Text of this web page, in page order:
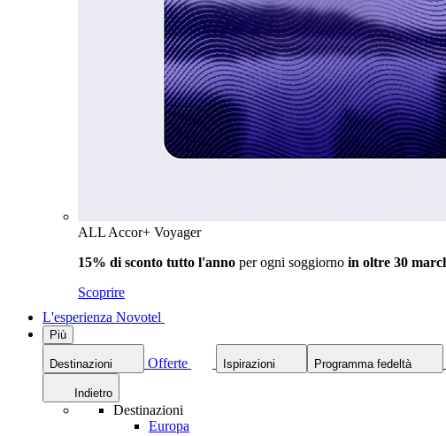
ALL Accor+ Voyager
15% di sconto tutto l'anno per ogni soggiorno in oltre 30
Scoprire
L'esperienza Novotel
Più
Destinazioni Offerte Ispirazioni Programma fedeltà
Indietro
Destinazioni
Europa